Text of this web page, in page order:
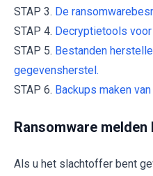
STAP 3. De
STAP 4. Decryptietools
STAP 5. Bestanden
gegevensherstel.
STAP 6. Backups maken
Ransomware
Als u het slachtoffer bent